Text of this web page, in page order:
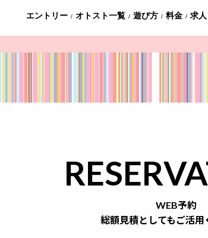
エントリー / オトスト一覧 / 遊び方 / 料金 / 求人
WEB予約
総額見積としてもご活用